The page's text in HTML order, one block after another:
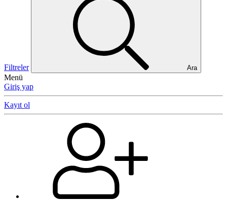
Filtreler Ara
Menü
Giriş yap
Kayıt ol